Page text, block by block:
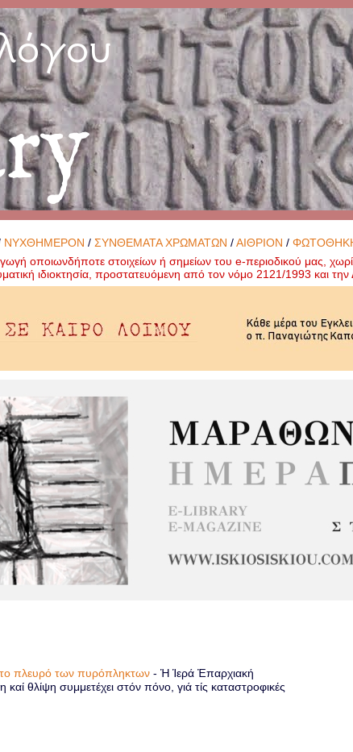
ΝΥΧΘΗΜΕΡΟΝ /ΣΥΝΘΕΜΑΤΑ ΧΡΩΜΑΤΩΝ /ΑΙΘΡΙΟΝ /
οποιωνδήποτε στοιχείων ή σημείων του e-περιοδικού μας,
ιδιοκτησία, προστατευόμενη από τον νόμο 2121/1993 και
πλευρό των πυρόπληκτων-Ἡ Ἱερά Ἐπαρχιακή
θλίψη συμμετέχει στόν πόνο, γιά τίς καταστροφικές